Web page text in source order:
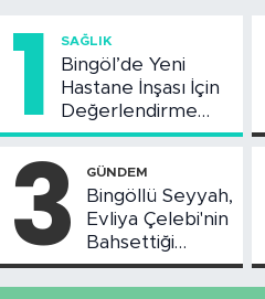
1 SAĞLIK
Bingöl’de Yeni
Hastane İnşası İçin
Değerlendirme
Toplantısı Yapıldı
3 GÜNDEM
Bingöllü Seyyah,
Evliya Çelebi'nin
Bahsettiği
Bingöl'deki O
Yeri Görüntüledi